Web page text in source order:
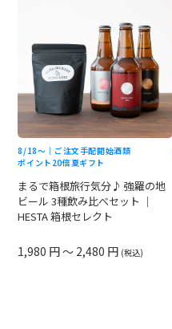
8/18〜｜ご注文手配開始酒類
ポイント20倍 夏ギフト
まるで箱根旅行気分♪ 強羅の地
ビール 3種飲み比べセット ｜
HESTA 箱根セレクト
1,980 円 ～ 2,480 円 (税込)